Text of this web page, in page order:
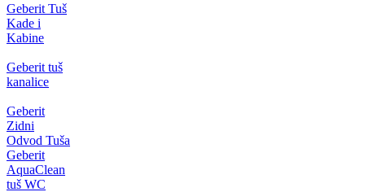
Geberit Tuš
Kade i
Kabine
Geberit tuš
kanalice
Geberit
Zidni
Odvod Tuša
Geberit
AquaClean
tuš WC